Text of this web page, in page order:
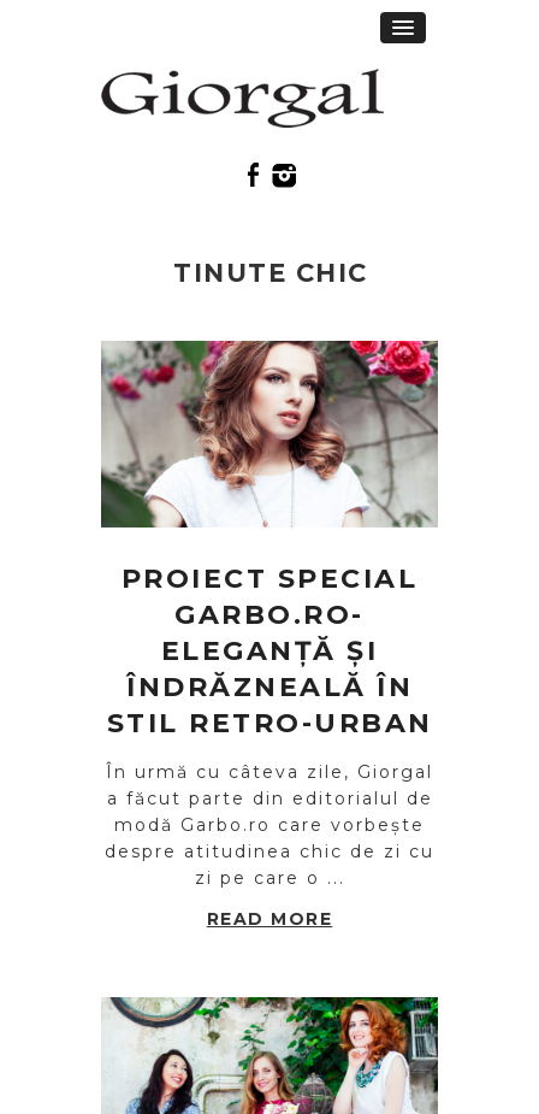
TINUTE CHIC
PROIECT SPECIAL
GARBO.RO-
ELEGANȚĂ ȘI
ÎNDRĂZNEALĂ ÎN
STIL RETRO-URBAN
În urmă cu câteva zile, Giorgal
a făcut parte din editorialul de
modă Garbo.ro care vorbește
despre atitudinea chic de zi cu
zi pe care o ...
READ MORE